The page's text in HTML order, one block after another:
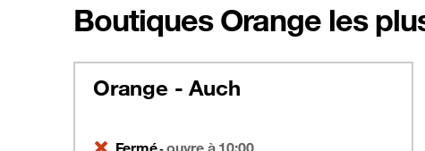
Boutiques Orange les
Orange - Auch
Fermé ouvre à 10:00